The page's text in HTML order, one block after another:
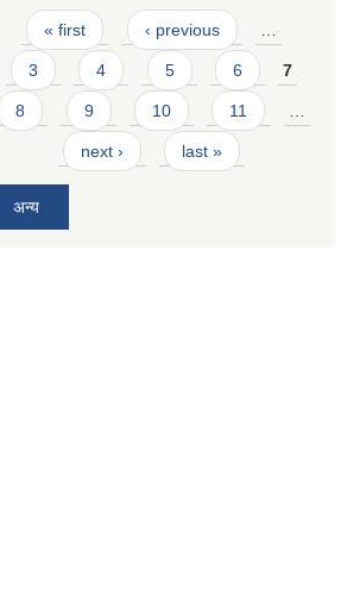
Pages
« first ‹ previous …
3 4 5 6 7
8 9 10 11 …
next › last »
अन्य